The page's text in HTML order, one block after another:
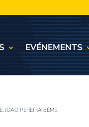
EVÉNEMENTS
JOAO PEREIRA 8ÈME